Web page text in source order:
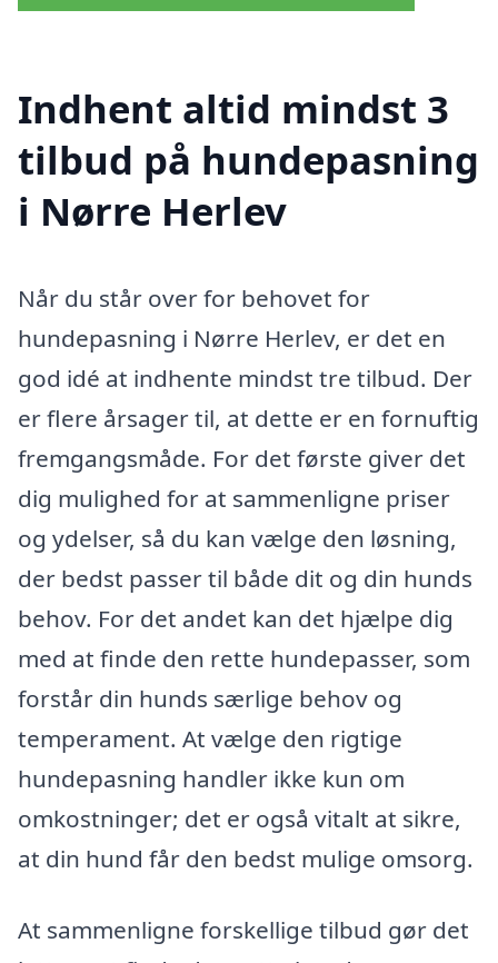
Indhent altid mindst 3
tilbud på hundepasning
i Nørre Herlev
Når du står over for behovet for
hundepasning i Nørre Herlev, er det en
god idé at indhente mindst tre tilbud. Der
er flere årsager til, at dette er en fornuftig
fremgangsmåde. For det første giver det
dig mulighed for at sammenligne priser
og ydelser, så du kan vælge den løsning,
der bedst passer til både dit og din hunds
behov. For det andet kan det hjælpe dig
med at finde den rette hundepasser, som
forstår din hunds særlige behov og
temperament. At vælge den rigtige
hundepasning handler ikke kun om
omkostninger; det er også vitalt at sikre,
at din hund får den bedst mulige omsorg.
At sammenligne forskellige tilbud gør det